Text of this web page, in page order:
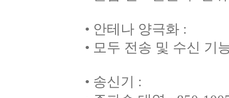
• 안테나 양극화 :
• 모두 전송 및 수신 기
• 송신기 :